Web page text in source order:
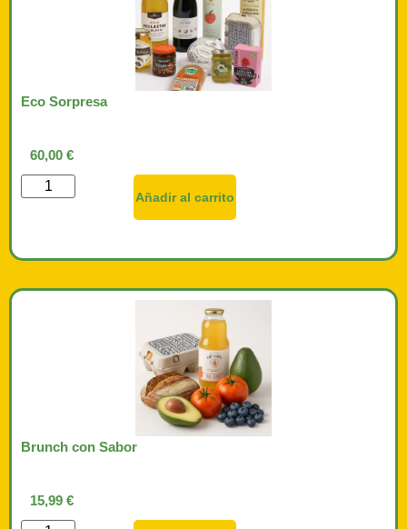
Eco Sorpresa
60,00 €
Añadir al carrito
Brunch con Sabor
15,99 €